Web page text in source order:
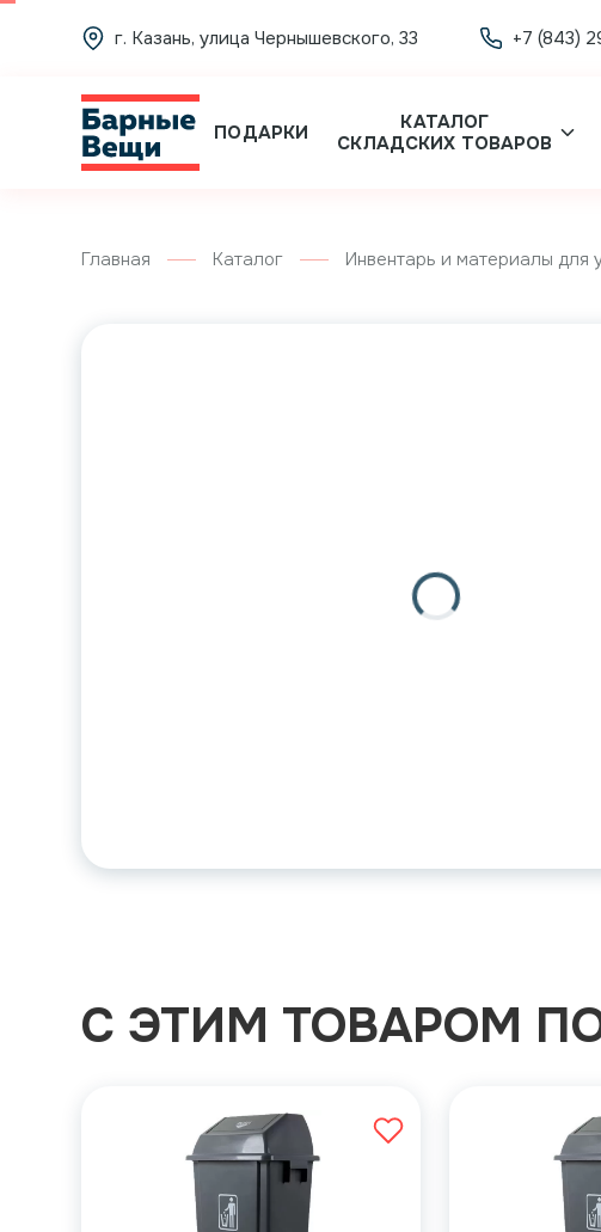
г. Казань, улица Чернышевского, 33 +7 (843)
ПОДАРКИ
КАТАЛОГ
СКЛАДСКИХ ТОВАРОВ
Главная Каталог Инвентарь и материалы для
С ЭТИМ ТОВАРОМ